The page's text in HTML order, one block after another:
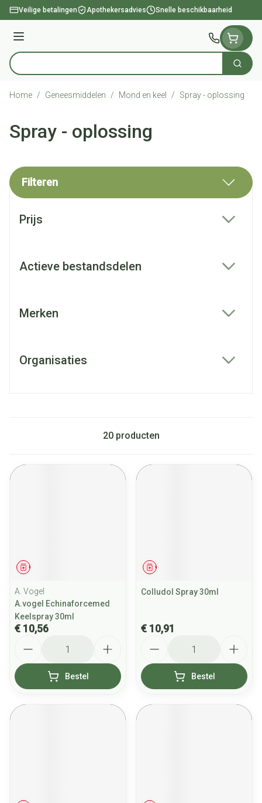
Ga naar de inhoud
Veilige betalingen Apothekersadvies Snelle beschikbaarheid
Menu
Product, merk, categorie... Zoek
Home / Geneesmiddelen / Mond en keel / Spray - oplossing
Spray - oplossing
Filteren
Prijs
Actieve bestandsdelen
Merken
Organisaties
20producten
Geneesmiddel
A. Vogel
A.vogel Echinaforcemed
Keelspray 30ml
€ 10,56
Bestel
Geneesmiddel
Colludol Spray 30ml
€ 10,91
Bestel